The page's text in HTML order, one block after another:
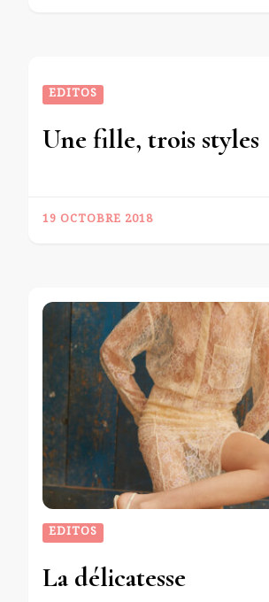
EDITOS
Une fille, trois styles
19 OCTOBRE 2018
EDITOS
La délicatesse